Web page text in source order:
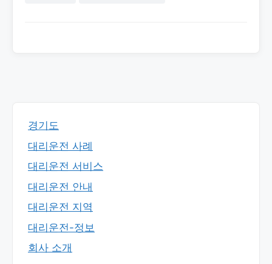
경기도
대리운전 사례
대리운전 서비스
대리운전 안내
대리운전 지역
대리운전-정보
회사 소개